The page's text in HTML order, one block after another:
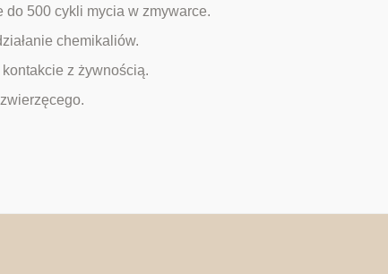
do 500 cykli mycia w zmywarce.
chemikaliów.
z żywnością.